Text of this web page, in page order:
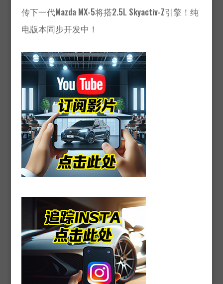
传下一代Mazda MX-5将搭2.5L Skyactiv-Z引擎！纯
电版本同步开发中！